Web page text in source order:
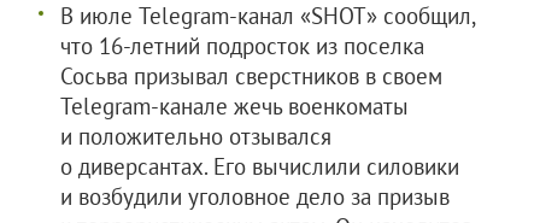
В июле Telegram-канал «SHOT» сообщил,
что 16-летний подросток из поселка
Сосьва призывал сверстников в своем
Telegram-канале жечь военкоматы
и положительно отзывался
о диверсантах. Его вычислили силовики
и возбудили уголовное дело за призыв